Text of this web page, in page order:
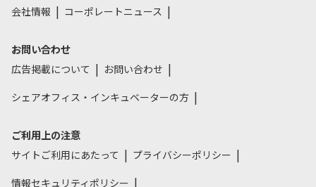
会社情報 コーポレートニュース
お問い合わせ
広告掲載について
お問い合わせ
シェアオフィス・インキュベーターの方
ご利用上の注意
サイトご利用にあたって
プライバシーポリシー
情報セキュリティポリシー